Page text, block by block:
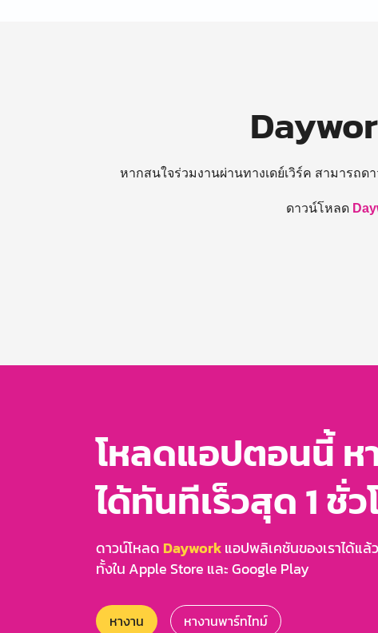
หากสนใจร่วมงานผ่านทางเดย์เวิร์ค สามารถ
ดาวน์โหลด
โหลดแอปตอนนี้ ห
ได้ทันทีเร็วสุด 1 ชั่ว
ดาวน์โหลด Dayworkแอปพลิเคชันของเราได้แล้
ทั้งใน Apple Store และ Google Play
หางาน หางานพาร์ทไทม์